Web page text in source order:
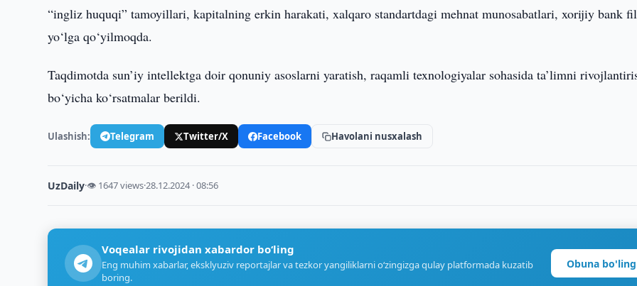
“ingliz huquqi” tamoyillari, kapitalning erkin harakati, xalqaro standartdagi mehnat munosabatlari, xorijiy bank
yo‘lga qo‘yilmoqda.
Taqdimotda sun’iy intellektga doir qonuniy asoslarni yaratish, raqamli texnologiyalar sohasida ta’limni
bo‘yicha ko‘rsatmalar berildi.
Ulashish: Telegram Twitter/X Facebook Havolani nusxalash
UzDaily·👁 1647 views·28.12.2024 · 08:56
Voqealar rivojidan xabardor bo‘ling
Eng muhim xabarlar, eksklyuziv reportajlar va tezkor yangiliklarni o‘zingizga qulay platformada kuzatib
boring.
Obuna bo'ling